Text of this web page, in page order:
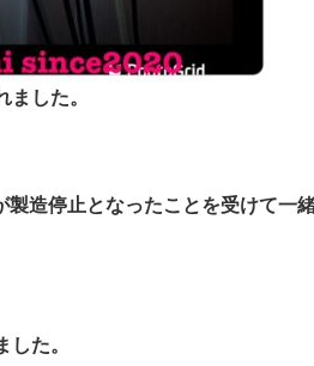
した。
造停止となったことを受けて一
た。